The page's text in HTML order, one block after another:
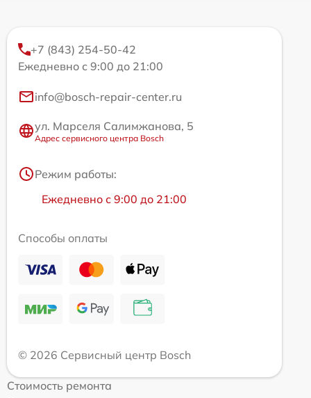
+7 (843) 254-50-42
Ежедневно с 9:00 до 21:00
info@bosch-repair-center.ru
ул. Марселя Салимжанова, 5
Адрес сервисного центра Bosch
Режим работы:
Ежедневно с 9:00 до 21:00
Способы оплаты
© 2026 Сервисный центр Bosch
Стоимость ремонта